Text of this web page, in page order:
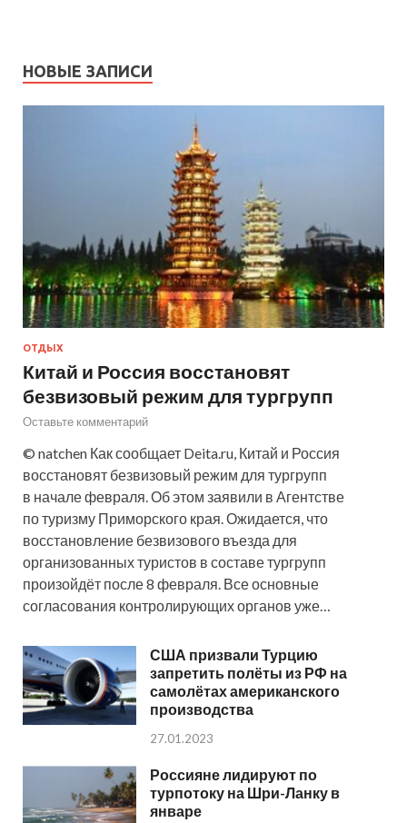
НОВЫЕ ЗАПИСИ
ОТДЫХ
Китай и Россия восстановят
безвизовый режим для тургрупп
Оставьте комментарий
© natchen Как сообщает Deita.ru, Китай и Россия
восстановят безвизовый режим для тургрупп
в начале февраля. Об этом заявили в Агентстве
по туризму Приморского края. Ожидается, что
восстановление безвизового въезда для
организованных туристов в составе тургрупп
произойдёт после 8 февраля. Все основные
согласования контролирующих органов уже…
США призвали Турцию
запретить полёты из РФ на
самолётах американского
производства
27.01.2023
Россияне лидируют по
турпотоку на Шри-Ланку в
январе